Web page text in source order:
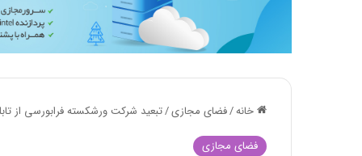
خانه/فضای مجازی/تبعید شرکت ورشکسته فرابورسی از
فضای مجازی